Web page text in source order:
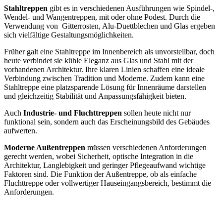
Stahltreppen gibt es in verschiedenen Ausführungen wie Spindel-,
Wendel- und Wangentreppen, mit oder ohne Podest. Durch die
Verwendung von Gitterrosten, Alu-Duettblechen und Glas ergeben
sich vielfältige Gestaltungsmöglichkeiten.
Früher galt eine Stahltreppe im Innenbereich als unvorstellbar, doch
heute verbindet sie kühle Eleganz aus Glas und Stahl mit der
vorhandenen Architektur. Ihre klaren Linien schaffen eine ideale
Verbindung zwischen Tradition und Moderne. Zudem kann eine
Stahltreppe eine platzsparende Lösung für Innenräume darstellen
und gleichzeitig Stabilität und Anpassungsfähigkeit bieten.
Auch Industrie- und Fluchttreppen sollen heute nicht nur
funktional sein, sondern auch das Erscheinungsbild des Gebäudes
aufwerten.
Moderne Außentreppen müssen verschiedenen Anforderungen
gerecht werden, wobei Sicherheit, optische Integration in die
Architektur, Langlebigkeit und geringer Pflegeaufwand wichtige
Faktoren sind. Die Funktion der Außentreppe, ob als einfache
Fluchttreppe oder vollwertiger Hauseingangsbereich, bestimmt die
Anforderungen.